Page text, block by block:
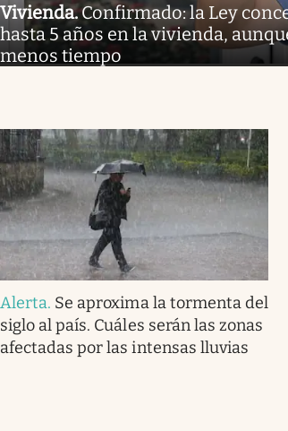
Vivienda.Confirmado: la Ley
hasta 5 años en la vivienda,
menos tiempo
Alerta. Se aproxima la tormenta del
siglo al país. Cuáles serán las zonas
afectadas por las intensas lluvias